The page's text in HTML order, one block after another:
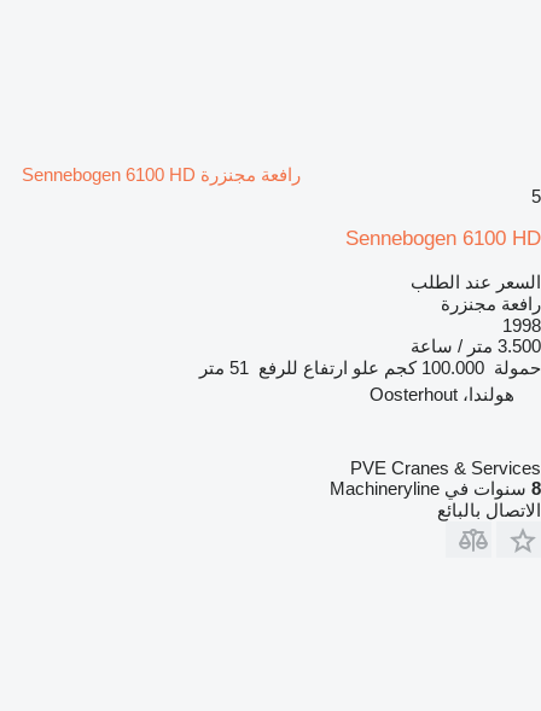
رافعة مجنزرة Sennebogen 6100 HD
5
Sennebogen 6100 HD
السعر عند الطلب
رافعة مجنزرة
1998
3.500 متر / ساعة
حمولة 100.000 كجم علو ارتفاع للرفع 51 متر
هولندا، Oosterhout
PVE Cranes & Services
8 سنوات في Machineryline
الاتصال بالبائع